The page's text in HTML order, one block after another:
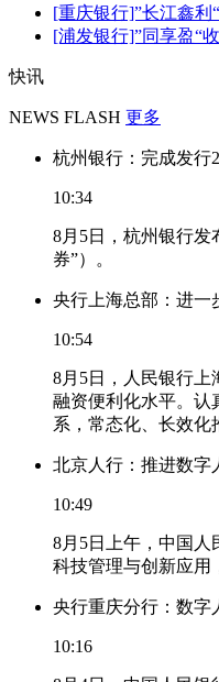
[重庆银行]”长江鑫利
[浦发银行]”同享盈“
快讯
NEWS FLASH 更多
杭州银行：完成发行
10:34
8月5日，杭州银行发
券”）。
央行上海总部：进一
10:54
8月5日，人民银行
融资便利化水平。认
系，常态化、长效化
北京人行：推进数字
10:49
8月5日上午，中国
科技管理与创新应用
央行重庆分行：数字
10:16